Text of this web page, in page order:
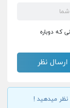
که دوباره
میدهید !